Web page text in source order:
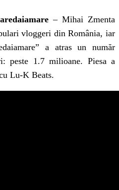
– Mihai Zmenta
vloggeri din România, iar
a atras un număr
peste 1.7 milioane. Piesa a
Lu-K Beats.